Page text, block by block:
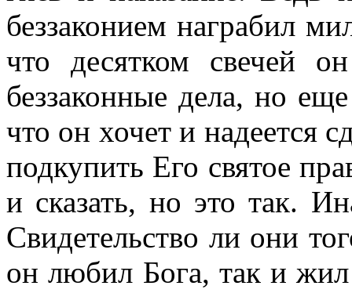
беззаконием награбил
что десятком свечей
беззаконные дела, но
что он хочет и надеется
подкупить Его святое
и сказать, но это так.
Свидетельство ли они
он любил Бога, так и